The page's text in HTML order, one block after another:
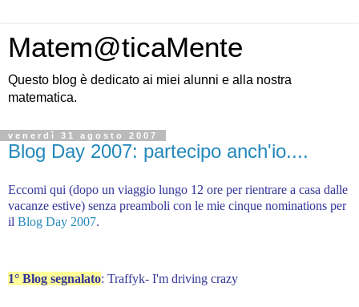
Matem@ticaMente
Questo blog è dedicato ai miei alunni e alla nostra
matematica.
venerdì 31 agosto 2007
Blog Day 2007: partecipo anch'io....
Eccomi qui (dopo un viaggio lungo 12 ore per rientrare a casa dalle
vacanze estive) senza preamboli con le mie cinque nominations per
il Blog Day 2007.
1° Blog segnalato: Traffyk- I'm driving crazy